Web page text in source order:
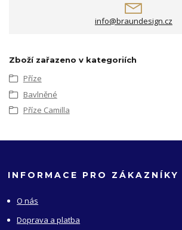
info@braundesign.cz
Zboží zařazeno v kategoriích
Příze
Bavlněné
Příze Camilla
INFORMACE PRO ZÁKAZNÍKY
O nás
Doprava a platba